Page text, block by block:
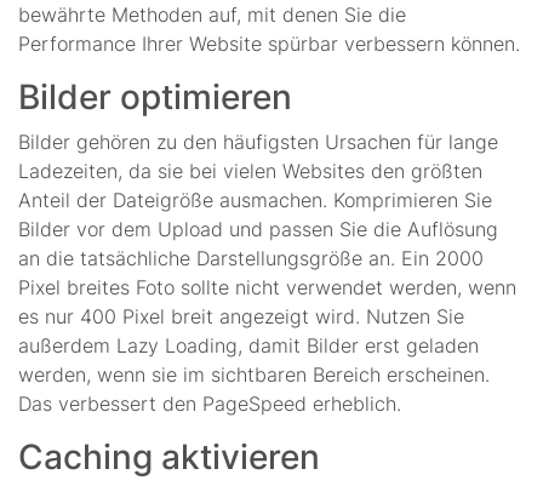
bewährte Methoden auf, mit denen Sie die
Performance Ihrer Website spürbar verbessern können.
Bilder optimieren
Bilder gehören zu den häufigsten Ursachen für lange
Ladezeiten, da sie bei vielen Websites den größten
Anteil der Dateigröße ausmachen. Komprimieren Sie
Bilder vor dem Upload und passen Sie die Auflösung
an die tatsächliche Darstellungsgröße an. Ein 2000
Pixel breites Foto sollte nicht verwendet werden, wenn
es nur 400 Pixel breit angezeigt wird. Nutzen Sie
außerdem Lazy Loading, damit Bilder erst geladen
werden, wenn sie im sichtbaren Bereich erscheinen.
Das verbessert den PageSpeed erheblich.
Caching aktivieren